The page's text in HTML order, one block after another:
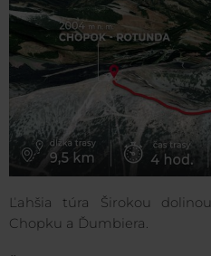
Ľahšia túra Širokou
Chopku a Ďumbiera.